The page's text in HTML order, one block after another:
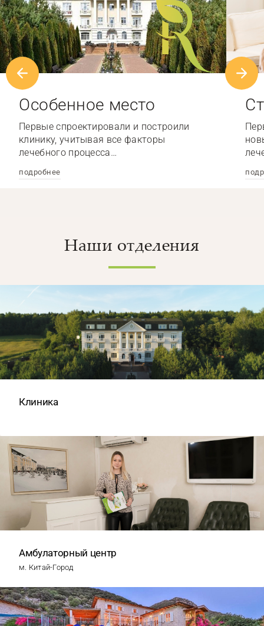
Особенное место
Первые спроектировали и построили
клинику, учитывая все факторы
лечебного процесса…
подробнее
Наши отделения
Клиника
Амбулаторный центр
м. Китай-Город